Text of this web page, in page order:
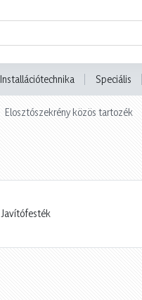
Installációtechnika Speciális
Elosztószekrény közös tartozék
Javítófesték